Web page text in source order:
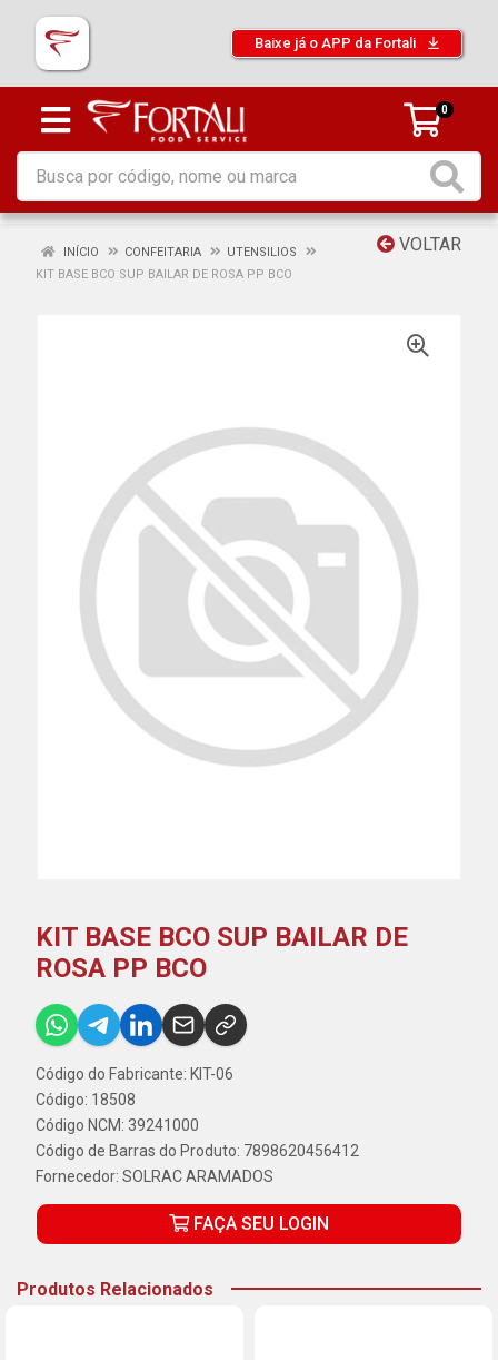
Baixe já o APP da Fortali
0
VOLTAR
INÍCIO CONFEITARIA
UTENSILIOS
KIT BASE BCO SUP BAILAR DE ROSA PP BCO
KIT BASE BCO SUP BAILAR DE
ROSA PP BCO
Código do Fabricante: KIT-06
Código: 18508
Código NCM: 39241000
Código de Barras do Produto: 7898620456412
Fornecedor: SOLRAC ARAMADOS
FAÇA SEU LOGIN
Produtos Relacionados